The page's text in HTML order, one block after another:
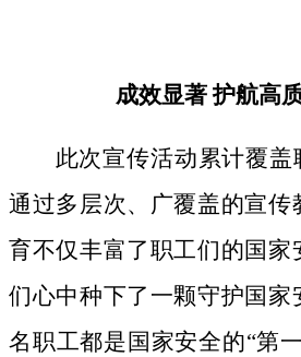
成效显著护航高
此次宣传活动累计覆盖
通过多层次、广覆盖的宣传
育不仅丰富了职工们的国家
们心中种下了一颗守护国家
名职工都是国家安全的“第